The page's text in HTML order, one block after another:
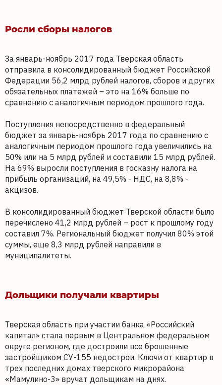
Росли сборы налогов
За январь-ноябрь 2017 года Тверская область
отправила в консолидированный бюджет Российской
Федерации 56,2 млрд рублей налогов, сборов и других
обязательных платежей – это на 16% больше по
сравнению с аналогичным периодом прошлого года.
Поступления непосредственно в федеральный
бюджет за январь-ноябрь 2017 года по сравнению с
аналогичным периодом прошлого года увеличились на
50% или на 5 млрд рублей и составили 15 млрд рублей.
На 69% выросли поступления в госказну налога на
прибыль организаций, на 49,5% - НДС, на 8,8% -
акцизов.
В консолидированный бюджет Тверской области было
перечислено 41,2 млрд рублей – рост к прошлому году
составил 7%. Региональный бюджет получил 80% этой
суммы, еще 8,3 млрд рублей направили в
муниципалитеты.
Дольщики получали квартиры
Тверская область при участии банка «Российский
капитал» стала первым в Центральном федеральном
округе регионом, где достроили все брошенные
застройщиком СУ-155 недострои. Ключи от квартир в
трех последних домах тверского микрорайона
«Мамулино-3» вручат дольщикам на днях.